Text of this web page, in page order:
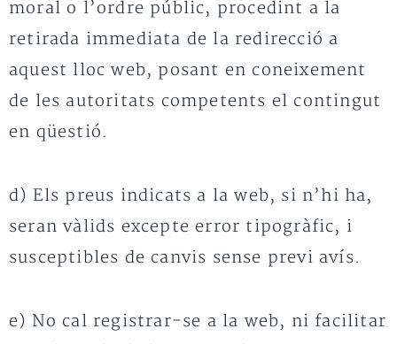
moral o l’ordre públic, procedint a la
retirada immediata de la redirecció a
aquest lloc web, posant en coneixement
de les autoritats competents el contingut
en qüestió.
d) Els preus indicats a la web, si n’hi ha,
seran vàlids excepte error tipogràfic, i
susceptibles de canvis sense previ avís.
e) No cal registrar-se a la web, ni facilitar